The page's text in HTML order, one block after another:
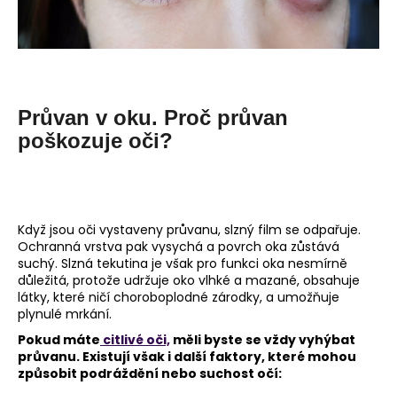
Průvan v oku. Proč průvan
poškozuje oči?
Když jsou oči vystaveny průvanu, slzný film se odpařuje.
Ochranná vrstva pak vysychá a povrch oka zůstává
suchý. Slzná tekutina je však pro funkci oka nesmírně
důležitá, protože udržuje oko vlhké a mazané, obsahuje
látky, které ničí choroboplodné zárodky, a umožňuje
plynulé mrkání.
Pokud máte citlivé oči, měli byste se vždy vyhýbat
průvanu. Existují však i další faktory, které mohou
způsobit podráždění nebo suchost očí:
o
p
o
u
j
e
m
e